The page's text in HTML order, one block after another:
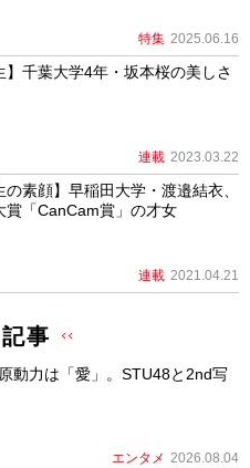
特集 2025.06.16
】千葉大学4年・坂本桜の美しさ
連載 2023.03.22
の素顔】早稲田大学・渡邉結衣、
賞「CanCam賞」の才女
連載 2021.04.21
事
動力は「愛」。STU48と2nd写
エンタメ 2026.08.04